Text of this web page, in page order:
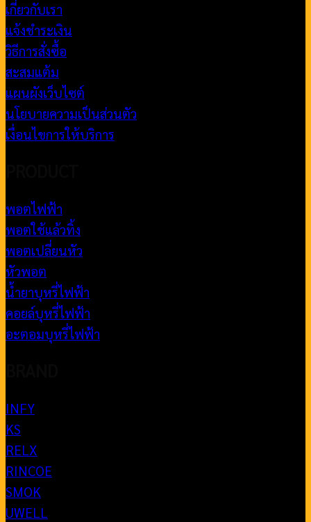
เกี่ยวกับเรา
แจ้งชำระเงิน
วิธีการสั่งซื้อ
สะสมแต้ม
แผนผังเว็บไซต์
นโยบายความเป็นส่วนตัว
เงื่อนไขการให้บริการ
พอตไฟฟ้า
พอตใช้แล้วทิ้ง
พอตเปลี่ยนหัว
หัวพอต
น้ำยาบุหรี่ไฟฟ้า
คอยล์บุหรี่ไฟฟ้า
อะตอมบุหรี่ไฟฟ้า
INFY
KS
RELX
RINCOE
SMOK
UWELL